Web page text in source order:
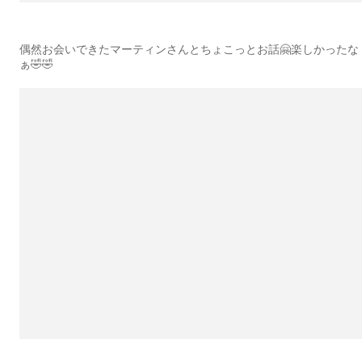
偶然お会いできたマーティンさんとちょこっとお話🤗楽しかったな
ぁ🤣🤣